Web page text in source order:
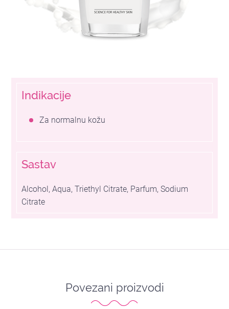
Indikacije
Za normalnu kožu
Sastav
Alcohol, Aqua, Triethyl Citrate, Parfum, Sodium
Citrate
Povezani proizvodi